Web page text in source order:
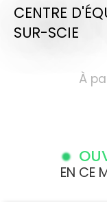
CENTRE
SUR-SCIE
À
EN CE